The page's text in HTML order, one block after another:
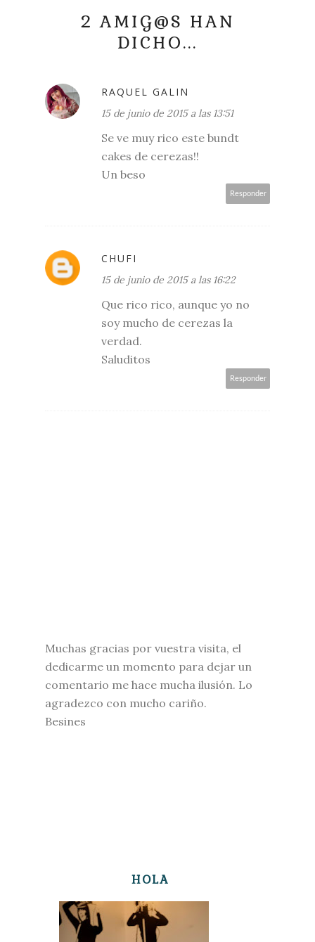
2 AMIG@S HAN
DICHO...
RAQUEL GALIN
15 de junio de 2015 a las 13:51
Se ve muy rico este bundt
cakes de cerezas!!
Un beso
Responder
CHUFI
15 de junio de 2015 a las 16:22
Que rico rico, aunque yo no
soy mucho de cerezas la
verdad.
Saluditos
Responder
Muchas gracias por vuestra visita, el
dedicarme un momento para dejar un
comentario me hace mucha ilusión. Lo
agradezco con mucho cariño.
Besines
HOLA